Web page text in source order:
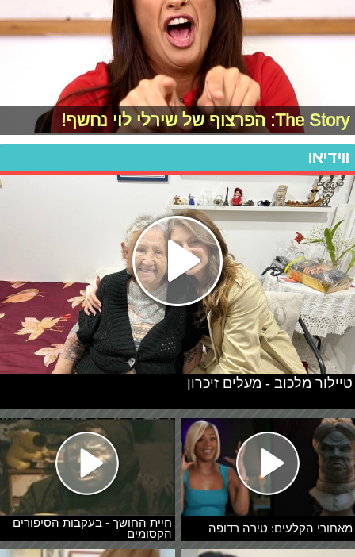
The Story: הפרצוף של שירלי לוי נחשף!
ווידיאו
מאחורי הקלעים: טירה רדופה
חיית החושך - בעקבות הסיפורים
הקסומים
טיילור מלכוב - מעלים זיכרון